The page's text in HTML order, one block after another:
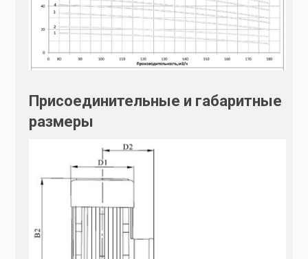
Присоединительные и габаритные
размеры